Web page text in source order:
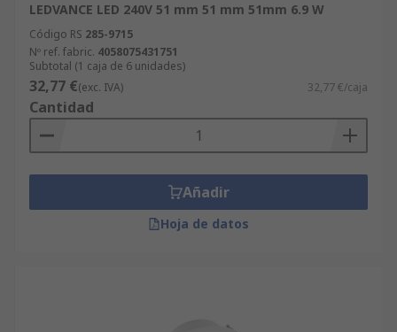
LEDVANCE LED 240V 51 mm 51 mm 51mm 6.9 W
Código RS 285-9715
Nº ref. fabric. 4058075431751
Subtotal (1 caja de 6 unidades)
32,77 €(exc. IVA) 32,77 €/caja
Cantidad
Añadir
Hoja de datos